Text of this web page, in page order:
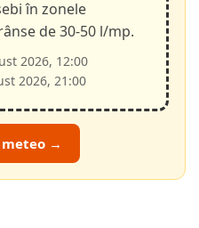
în zonele
de 30-50 l/mp.
2026, 12:00
2026, 21:00
→